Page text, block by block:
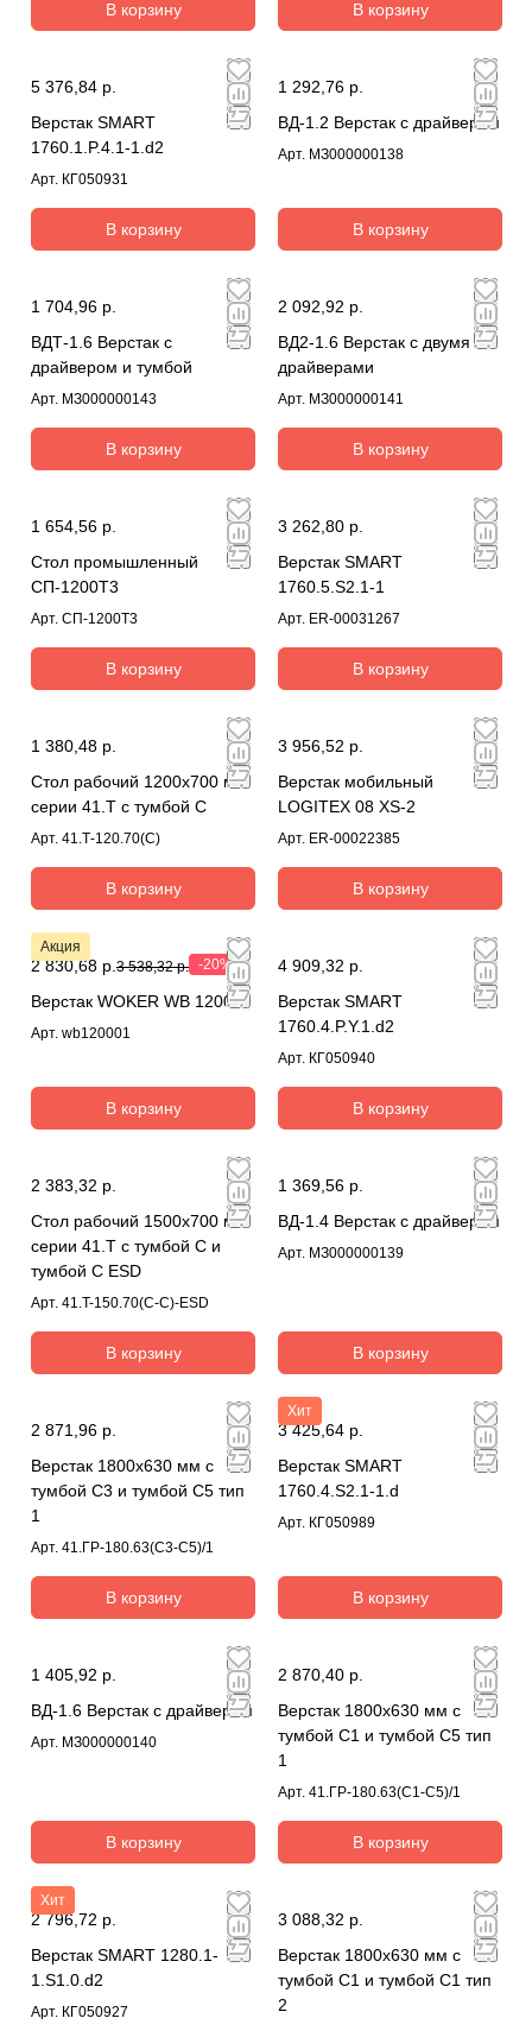
В корзину В корзину
5 376,84 р.
Верстак SMART
1760.1.P.4.1-1.d2
Арт. КГ050931
В корзину
1 292,76 р.
ВД-1.2 Верстак с драйвером
Арт. МЗ000000138
В корзину
1 704,96 р.
ВДТ-1.6 Верстак с
драйвером и тумбой
Арт. МЗ000000143
В корзину
2 092,92 р.
ВД2-1.6 Верстак с двумя
драйверами
Арт. МЗ000000141
В корзину
1 654,56 р.
Стол промышленный
СП-1200Т3
Арт. СП-1200Т3
В корзину
3 262,80 р.
Верстак SMART
1760.5.S2.1-1
Арт. ER-00031267
В корзину
1 380,48 р.
Стол рабочий 1200х700 мм
серии 41.Т с тумбой С
Арт. 41.Т-120.70(С)
В корзину
3 956,52 р.
Верстак мобильный
LOGITEX 08 XS-2
Арт. ER-00022385
В корзину
Акция
2 830,68 р. 3 538,32 р. -20%
Верстак WOKER WB 1200/1
Арт. wb120001
В корзину
4 909,32 р.
Верстак SMART
1760.4.P.Y.1.d2
Арт. КГ050940
В корзину
2 383,32 р.
Стол рабочий 1500х700 мм
серии 41.Т с тумбой С и
тумбой С ESD
Арт. 41.T-150.70(С-С)-ESD
В корзину
1 369,56 р.
ВД-1.4 Верстак с драйвером
Арт. МЗ000000139
В корзину
2 871,96 р.
Верстак 1800х630 мм с
тумбой С3 и тумбой С5 тип
1
Арт. 41.ГР-180.63(С3-С5)/1
В корзину
Хит
3 425,64 р.
Верстак SMART
1760.4.S2.1-1.d
Арт. КГ050989
В корзину
1 405,92 р.
ВД-1.6 Верстак с драйвером
Арт. МЗ000000140
В корзину
2 870,40 р.
Верстак 1800х630 мм с
тумбой С1 и тумбой С5 тип
1
Арт. 41.ГР-180.63(С1-С5)/1
В корзину
Хит
2 796,72 р.
Верстак SMART 1280.1-
1.S1.0.d2
Арт. КГ050927
3 088,32 р.
Верстак 1800х630 мм с
тумбой С1 и тумбой С1 тип
2